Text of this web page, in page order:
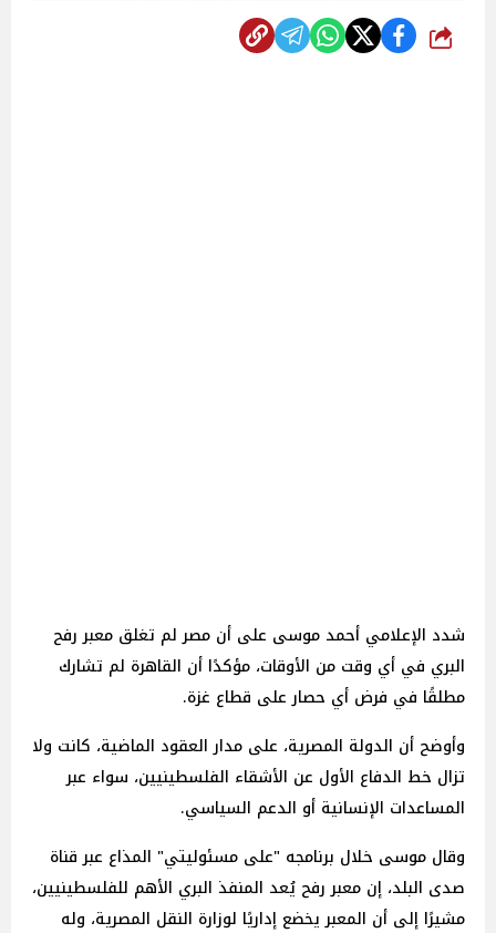
شارك
شدد الإعلامي أحمد موسى على أن مصر لم تغلق معبر رفح
البري في أي وقت من الأوقات، مؤكدًا أن القاهرة لم تشارك
مطلقًا في فرض أي حصار على قطاع غزة.
وأوضح أن الدولة المصرية، على مدار العقود الماضية، كانت ولا
تزال خط الدفاع الأول عن الأشقاء الفلسطينيين، سواء عبر
المساعدات الإنسانية أو الدعم السياسي.
وقال موسى خلال برنامجه "على مسئوليتي" المذاع عبر قناة
صدى البلد، إن معبر رفح يُعد المنفذ البري الأهم للفلسطينيين،
مشيرًا إلى أن المعبر يخضع إداريًا لوزارة النقل المصرية، وله